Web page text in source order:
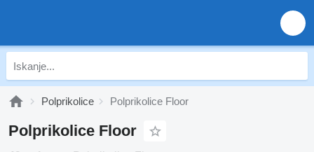
Polprikolice Polprikolice Floor
Polprikolice Floor